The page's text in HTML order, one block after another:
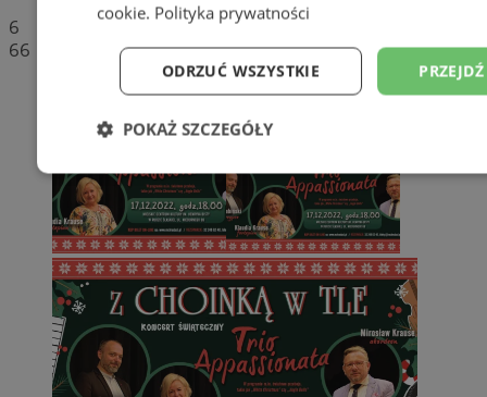
6
66
cookie. Polityka prywatności
ODRZUĆ WSZYSTKIE
POKAŻ SZCZEGÓŁY
Niezbędne Wydajność Targetowanie
Niesklasyfikowane